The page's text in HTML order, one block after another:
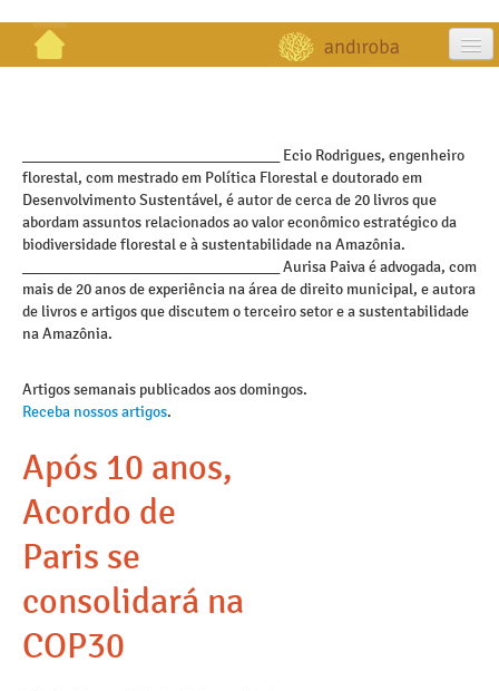
publicações
galeria
contato
_________________________________ Ecio Rodrigues, engenheiro
florestal, com mestrado em Política Florestal e doutorado em
Desenvolvimento Sustentável, é autor de cerca de 20 livros que
abordam assuntos relacionados ao valor econômico estratégico da
biodiversidade florestal e à sustentabilidade na Amazônia.
_________________________________ Aurisa Paiva é advogada, com
mais de 20 anos de experiência na área de direito municipal, e autora
de livros e artigos que discutem o terceiro setor e a sustentabilidade
na Amazônia.
Artigos semanais publicados aos domingos.
Receba nossos artigos.
Após 10 anos,
Acordo de
Paris se
consolidará na
COP30